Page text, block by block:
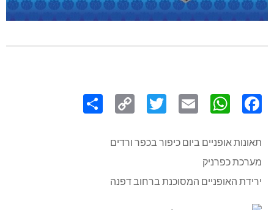
Link
תאונות אופניים ביום כיפור בכפר ורדים
מערכת כפרניק
ירידת האופניים המסוכנת ברחוב דפנה